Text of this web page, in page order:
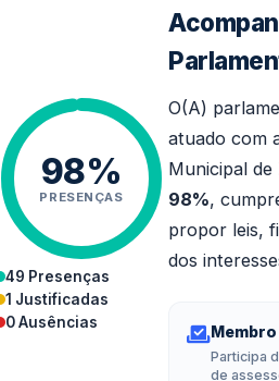
98%
PRESENÇAS
49 Presenças
1 Justificadas
0 Ausências
O(A)
atuado com
Municipal
98%,
propor leis,
dos
Participa
de